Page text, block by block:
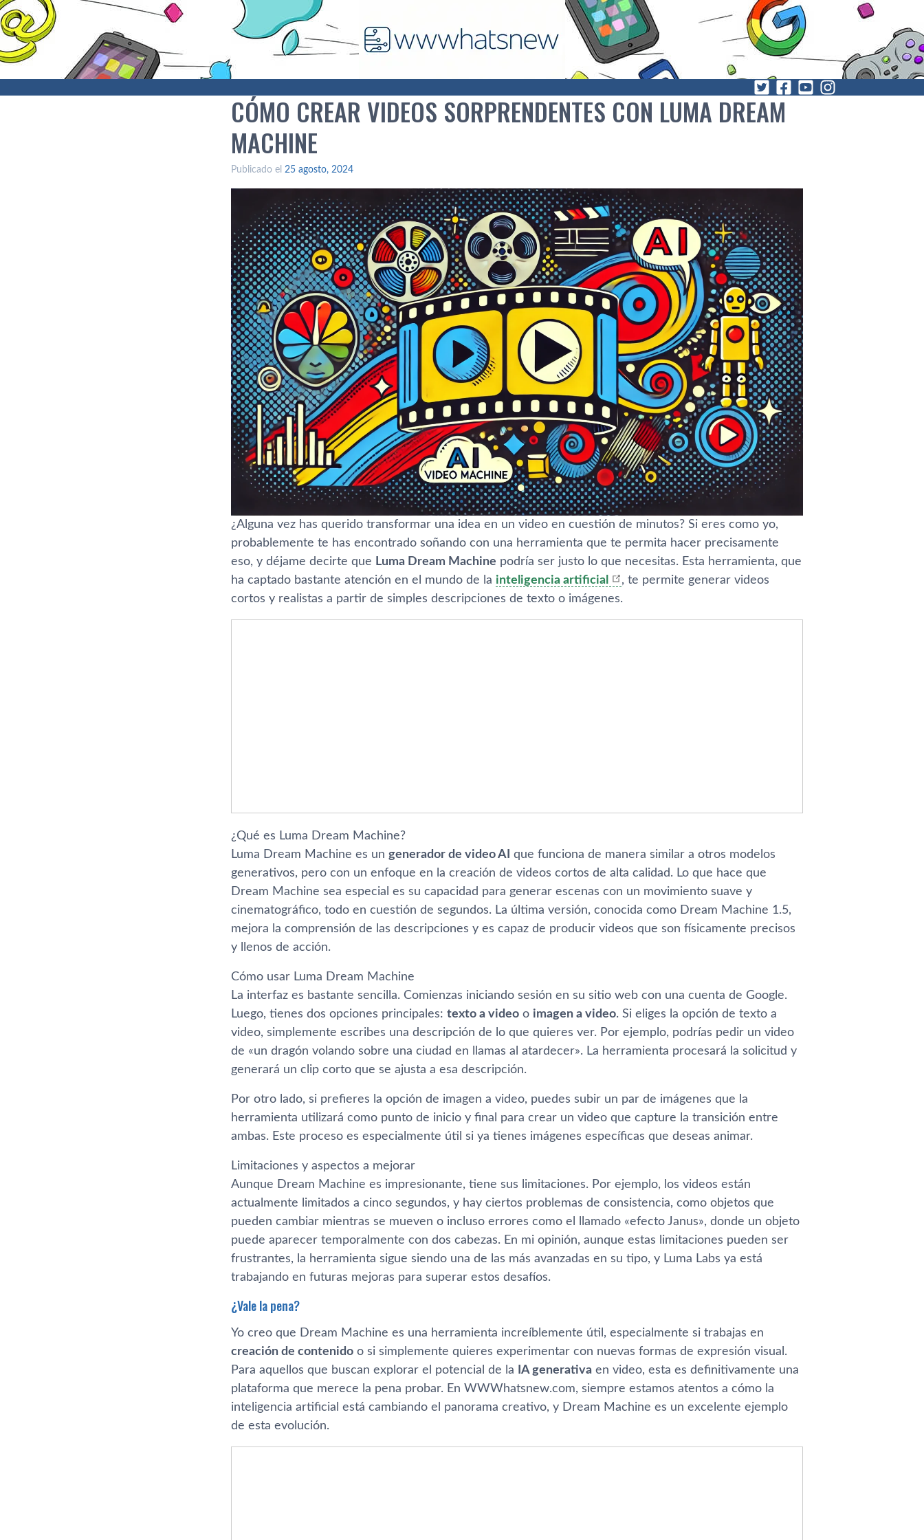
CÓMO CREAR VIDEOS SORPRENDENTES CON LUMA DREAM
MACHINE
Publicado el 25 agosto, 2024
¿Alguna vez has querido transformar una idea en un video en cuestión de minutos? Si eres como yo,
probablemente te has encontrado soñando con una herramienta que te permita hacer precisamente
eso, y déjame decirte que Luma Dream Machine podría ser justo lo que necesitas. Esta herramienta, que
ha captado bastante atención en el mundo de la inteligencia artificial
, te permite generar videos
cortos y realistas a partir de simples descripciones de texto o imágenes.
¿Qué es Luma Dream Machine?
Luma Dream Machine es un generador de video AI
que funciona de manera similar a otros modelos
generativos, pero con un enfoque en la creación de videos cortos de alta calidad. Lo que hace que
Dream Machine sea especial es su capacidad para generar escenas con un movimiento suave y
cinematográfico, todo en cuestión de segundos. La última versión, conocida como Dream Machine 1.5,
mejora la comprensión de las descripciones y es capaz de producir videos que son físicamente precisos
y llenos de acción.
Cómo usar Luma Dream Machine
La interfaz es bastante sencilla. Comienzas iniciando sesión en su sitio web con una cuenta de Google.
Luego, tienes dos opciones principales: texto a video o imagen a video. Si eliges la opción de texto a
video, simplemente escribes una descripción de lo que quieres ver. Por ejemplo, podrías pedir un video
de «un dragón volando sobre una ciudad en llamas al atardecer». La herramienta procesará la solicitud y
generará un clip corto que se ajusta a esa descripción.
Por otro lado, si prefieres la opción de imagen a video, puedes subir un par de imágenes que la
herramienta utilizará como punto de inicio y final para crear un video que capture la transición entre
ambas. Este proceso es especialmente útil si ya tienes imágenes específicas que deseas animar.
Limitaciones y aspectos a mejorar
Aunque Dream Machine es impresionante, tiene sus limitaciones. Por ejemplo, los videos están
actualmente limitados a cinco segundos, y hay ciertos problemas de consistencia, como objetos que
pueden cambiar mientras se mueven o incluso errores como el llamado «efecto Janus», donde un objeto
puede aparecer temporalmente con dos cabezas. En mi opinión, aunque estas limitaciones pueden ser
frustrantes, la herramienta sigue siendo una de las más avanzadas en su tipo, y Luma Labs ya está
trabajando en futuras mejoras para superar estos desafíos​.
¿Vale la pena?
Yo creo que Dream Machine es una herramienta increíblemente útil, especialmente si trabajas en
creación de contenido o si simplemente quieres experimentar con nuevas formas de expresión visual.
Para aquellos que buscan explorar el potencial de la
IA generativa en video, esta es definitivamente una
plataforma que merece la pena probar. En WWWhatsnew.com, siempre estamos atentos a cómo la
inteligencia artificial está cambiando el panorama creativo, y Dream Machine es un excelente ejemplo
de esta evolución.